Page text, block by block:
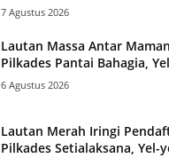
7 Agustus 2026
Lautan Massa Antar
Pilkades Pantai Bahagia,
6 Agustus 2026
Lautan Merah Iringi
Pilkades Setialaksana, Yel-